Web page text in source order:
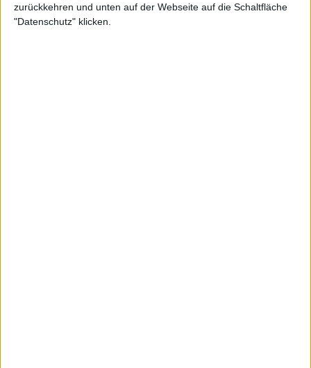
zurückkehren und unten auf der Webseite auf die Schaltfläche
"Datenschutz" klicken.